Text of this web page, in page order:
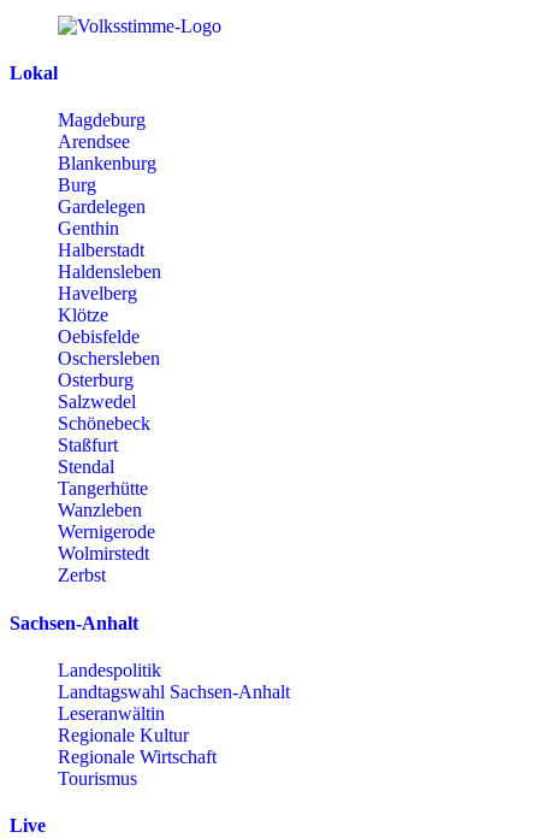
Lokal
Magdeburg
Arendsee
Blankenburg
Burg
Gardelegen
Genthin
Halberstadt
Haldensleben
Havelberg
Klötze
Oebisfelde
Oschersleben
Osterburg
Salzwedel
Schönebeck
Staßfurt
Stendal
Tangerhütte
Wanzleben
Wernigerode
Wolmirstedt
Zerbst
Sachsen-Anhalt
Landespolitik
Landtagswahl Sachsen-Anhalt
Leseranwältin
Regionale Kultur
Regionale Wirtschaft
Tourismus
Live